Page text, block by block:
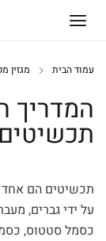
עמוד הבית מגזין
המדריך
תכשיטים
תכשיטים הם אחד
על ידי גברים,
כסמל סטטוס,